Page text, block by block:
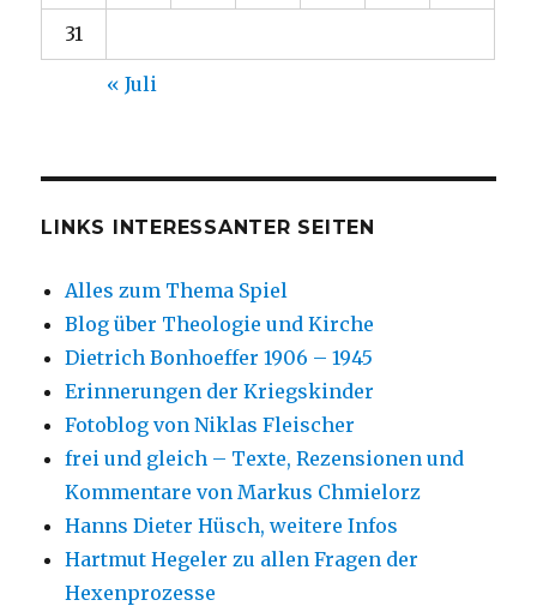
31
« Juli
LINKS INTERESSANTER SEITEN
Alles zum Thema Spiel
Blog über Theologie und Kirche
Dietrich Bonhoeffer 1906 – 1945
Erinnerungen der Kriegskinder
Fotoblog von Niklas Fleischer
frei und gleich – Texte, Rezensionen und
Kommentare von Markus Chmielorz
Hanns Dieter Hüsch, weitere Infos
Hartmut Hegeler zu allen Fragen der
Hexenprozesse